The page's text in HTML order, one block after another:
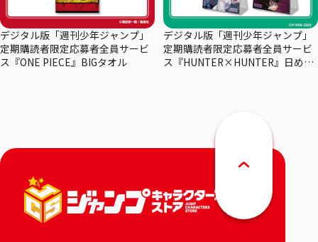
デジタル版「週刊少年ジャンプ」
定期購読者限定応募者全員サービ
ス『ONE PIECE』BIGタオル
デジタル版「週刊少年ジャンプ」
定期購読者限定応募者全員サービ
ス『HUNTER×HUNTER』日めく